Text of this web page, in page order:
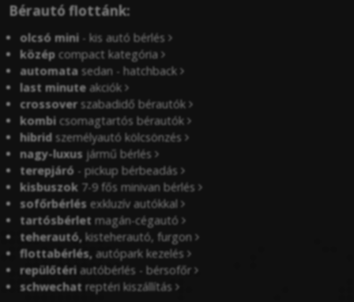
Bérautó flottánk:
olcsó mini - kis autó bérlés
közép compact kategória
automata sedan - hatchback
last minute akciók
crossover szabadidő bérautók
kombi csomagtartós bérautók
hibrid személyautó kölcsönzés
nagy-luxus jármű bérlés
terepjáró - pickup bérbeadás
kisbuszok 7-9 fős minivan bérlés
sofőrbérlés exkluzív autókkal
tartósbérlet magán-cégautó
teherautó, kisteherautó, furgon
flottabérlés, autópark kezelés
repülőtéri autóbérlés - bérsofőr
schwechat reptéri kiszállítás